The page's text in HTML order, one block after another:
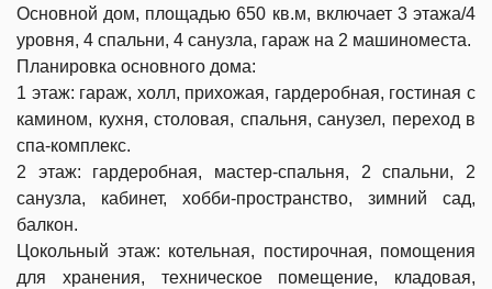
Основной дом, площадью 650 кв.м, включает 3 этажа/4
уровня, 4 спальни, 4 санузла, гараж на 2 машиноместа.
Планировка основного дома:
1 этаж: гараж, холл, прихожая, гардеробная, гостиная с
камином, кухня, столовая, спальня, санузел, переход в
спа-комплекс.
2 этаж: гардеробная, мастер-спальня, 2 спальни, 2
санузла, кабинет, хобби-пространство, зимний сад,
балкон.
Цокольный этаж: котельная, постирочная, помощения
для хранения, техническое помещение, кладовая,